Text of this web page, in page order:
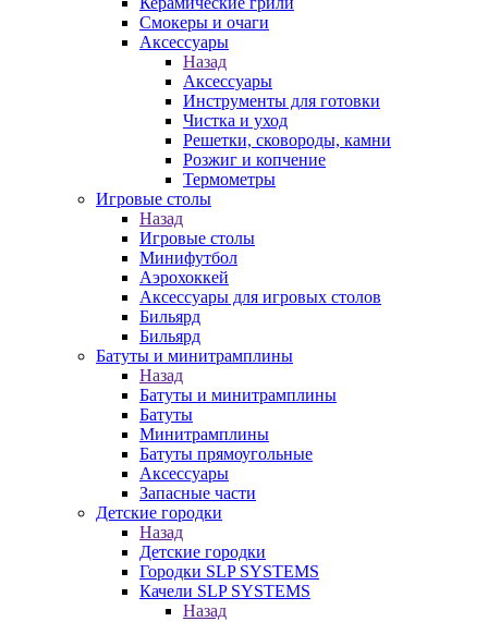
Смокеры и очаги
Аксессуары
Назад
Аксессуары
Инструменты для готовки
Чистка и уход
Решетки, сковороды, камни
Розжиг и копчение
Термометры
Игровые столы
Назад
Игровые столы
Минифутбол
Аэрохоккей
Аксессуары для игровых столов
Бильяpд
Бильяpд
Батуты и минитрамплины
Назад
Батуты и минитрамплины
Батуты
Минитрамплины
Батуты прямоугольные
Аксессуары
Запасные части
Детские городки
Назад
Детские городки
Городки SLP SYSTEMS
Качели SLP SYSTEMS
Назад